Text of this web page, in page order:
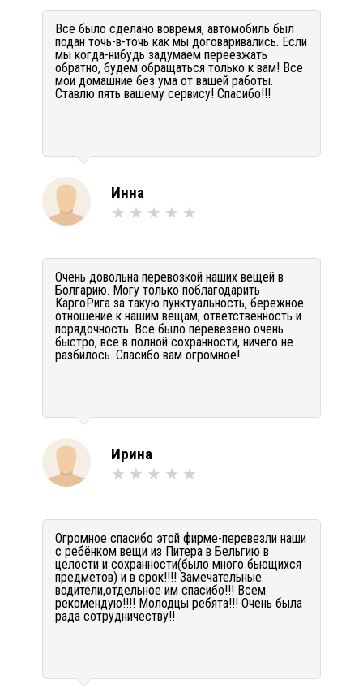
Всё было сделано вовремя, автомобиль был
подан точь-в-точь как мы договаривались. Если
мы когда-нибудь задумаем переезжать
обратно, будем обращаться только к вам! Все
мои домашние без ума от вашей работы.
Ставлю пять вашему сервису! Спасибо!!!
Инна
Очень довольна перевозкой наших вещей в
Болгарию. Могу только поблагодарить
КаргоРига за такую пунктуальность, бережное
отношение к нашим вещам, ответственность и
порядочность. Все было перевезено очень
быстро, все в полной сохранности, ничего не
разбилось. Спасибо вам огромное!
Ирина
Огромное спасибо этой фирме-перевезли наши
с ребёнком вещи из Питера в Бельгию в
целости и сохранности(было много бьющихся
предметов) и в срок!!!! Замечательные
водители,отдельное им спасибо!!! Всем
рекомендую!!!! Молодцы ребята!!! Очень была
рада сотрудничеству!!